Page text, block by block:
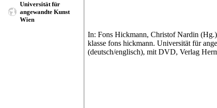
Universität für
angewandte Kunst
Wien
In: Fons Hickmann, Christof Nardin
klasse fons hickmann. Universität für
(deutsch/englisch), mit DVD, Verlag